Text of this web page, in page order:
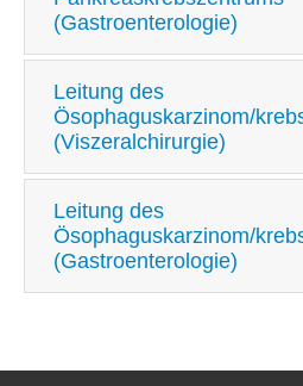
(Gastroenterologie)
Leitung des
Ösophaguskarzinom/
(Viszeralchirurgie)
Leitung des
Ösophaguskarzinom/
(Gastroenterologie)